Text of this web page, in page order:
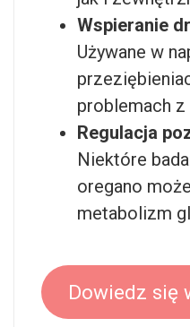
Wspieranie
Używane w
problemach
Regulacja
Niektóre
oregano
metabolizm
Dowiedz się